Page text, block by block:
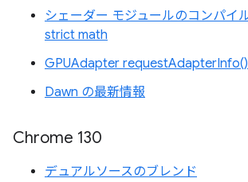
シェーダー モジュールのコンパイ
strict math
GPUAdapter
Dawn の最新情報
Chrome 130
デュアルソースのブレンド